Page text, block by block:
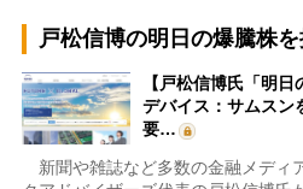
戸松信博の明日の爆騰株を
【戸松信博氏「明
デバイス：サムスン
要…
新聞や雑誌など多数の金融メディ